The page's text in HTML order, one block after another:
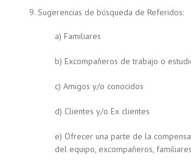
Sugerencias de búsqueda de Referidos:
a) Familiares
b) Excompañeros de trabajo o
c) Amigos y/o conocidos
d) Clientes y/o Ex clientes
e) Ofrecer una parte de la
del equipo, excompañeros,